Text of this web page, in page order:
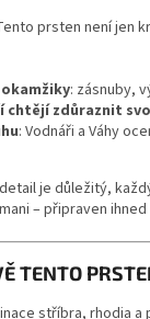
prsten není jen
: zásnuby,
chtějí zdůraznit
: Vodnáři a Váhy
je důležitý,
– připraven
TENTO
stříbra, rhodia a